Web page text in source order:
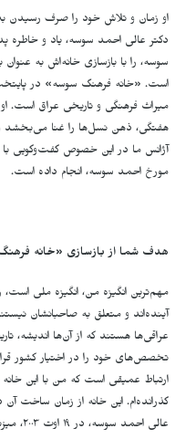
او زمان و تلاش خود را صرف رسیدن
دکتر عالی احمد سوسه، یاد و خاطره
سوسه، را با بازسازی خانه‌اش به
است. «خانه فرهنگ سوسه» در
میراث فرهنگی و تاریخی عراق است. او
هفتگی، ذهن نسل‌ها را غنا می‌بخشد و
آژانس ما در این خصوص گفت‌وگویی با
مورخ احمد سوسه، انجام داده است.
هدف شما از بازسازی «خانه
مهم‌ترین انگیزه من، انگیزه ملی
آینده‌اند و متعلق به صاحبانشان
عراقی‌ها هستند که از آن‌ها اندیشه،
تخصص‌های خود را در اختیار کشور
ارتباط عمیقی است که من با این خانه
عالی